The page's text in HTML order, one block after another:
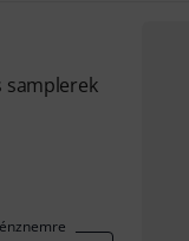
samplerek